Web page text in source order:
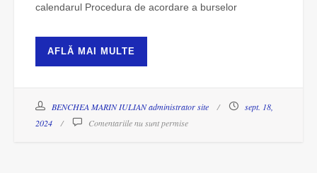
calendarul Procedura de acordare a burselor
AFLĂ MAI MULTE
BENCHEA MARIN IULIAN administrator site
sept. 18,
2024
Comentariile nu sunt permise